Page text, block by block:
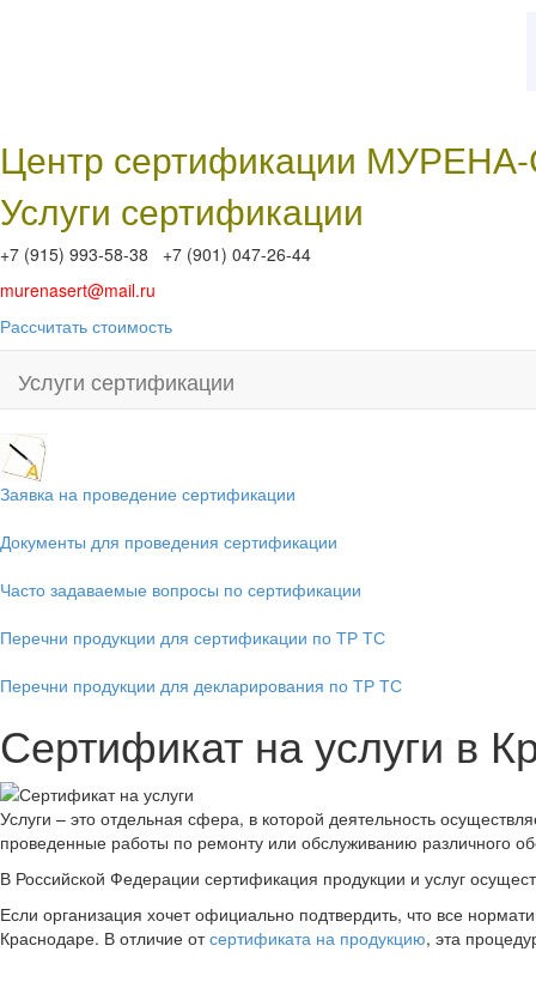
Центр сертификации
Услуги сертификации
+7 (915) 993-58-38 +7 (901) 047-26-44
murenasert@mail.ru
Рассчитать стоимость
Услуги сертификации
Заявка на проведение сертификации
Документы для проведения сертификации
Часто задаваемые вопросы по сертификации
Перечни продукции для сертификации по ТР ТС
Перечни продукции для декларирования по ТР ТС
Сертификат на услуги в
Услуги – это отдельная сфера, в которой деятельность
проведенные работы по ремонту или обслуживанию различного
В Российской Федерации сертификация продукции и услуг
Если организация хочет официально подтвердить, что все
Краснодаре. В отличие отсертификата на продукцию, эта